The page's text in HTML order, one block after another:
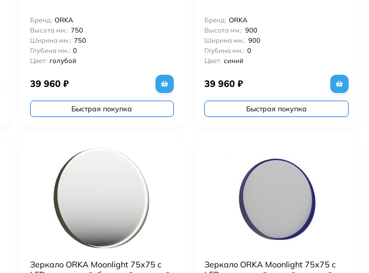
Бренд: ORKA
Высота мм.: 750
Ширина мм.: 750
Глубина мм.: 0
Цвет: голубой
39 960 ₽
Быстрая покупка
Бренд: ORKA
Высота мм.: 900
Ширина мм.: 900
Глубина мм.: 0
Цвет: синий
39 960₽
Быстрая покупка
Зеркало ORKA Moonlight 75x75 c
Зеркало ORKA Moonlight 75x75 c